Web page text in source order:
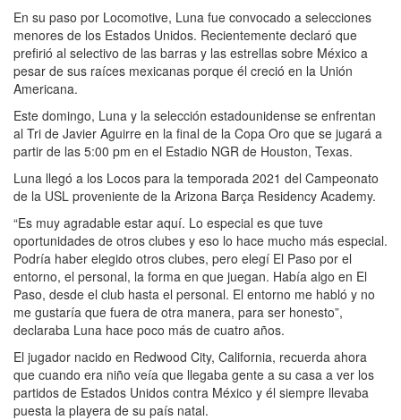
En su paso por Locomotive, Luna fue convocado a selecciones
menores de los Estados Unidos. Recientemente declaró que
prefirió al selectivo de las barras y las estrellas sobre México a
pesar de sus raíces mexicanas porque él creció en la Unión
Americana.
Este domingo, Luna y la selección estadounidense se enfrentan
al Tri de Javier Aguirre en la final de la Copa Oro que se jugará a
partir de las 5:00 pm en el Estadio NGR de Houston, Texas.
Luna llegó a los Locos para la temporada 2021 del Campeonato
de la USL proveniente de la Arizona Barça Residency Academy.
“Es muy agradable estar aquí. Lo especial es que tuve
oportunidades de otros clubes y eso lo hace mucho más especial.
Podría haber elegido otros clubes, pero elegí El Paso por el
entorno, el personal, la forma en que juegan. Había algo en El
Paso, desde el club hasta el personal. El entorno me habló y no
me gustaría que fuera de otra manera, para ser honesto”,
declaraba Luna hace poco más de cuatro años.
El jugador nacido en Redwood City, California, recuerda ahora
que cuando era niño veía que llegaba gente a su casa a ver los
partidos de Estados Unidos contra México y él siempre llevaba
puesta la playera de su país natal.